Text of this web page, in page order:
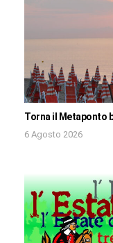
Torna il Metaponto
6 Agosto 2026